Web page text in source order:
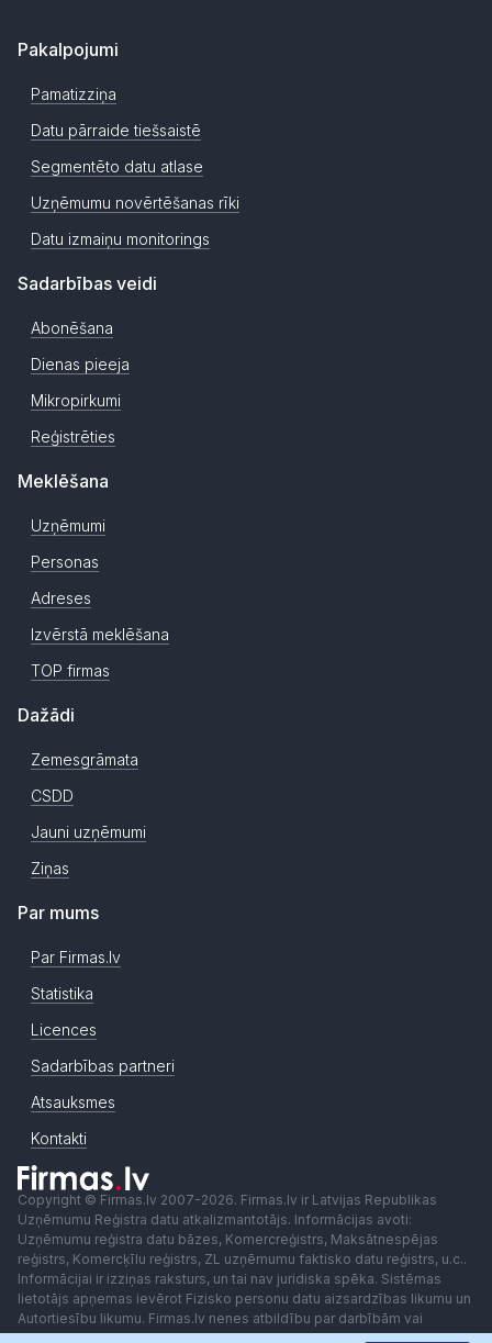
Pakalpojumi
Pamatizziņa
Datu pārraide tiešsaistē
Segmentēto datu atlase
Uzņēmumu novērtēšanas rīki
Datu izmaiņu monitorings
Sadarbības veidi
Abonēšana
Dienas pieeja
Mikropirkumi
Reģistrēties
Meklēšana
Uzņēmumi
Personas
Adreses
Izvērstā meklēšana
TOP firmas
Dažādi
Zemesgrāmata
CSDD
Jauni uzņēmumi
Ziņas
Par mums
Par Firmas.lv
Statistika
Licences
Sadarbības partneri
Atsauksmes
Kontakti
Copyright © Firmas.lv 2007-2026. Firmas.lv ir Latvijas Republikas
Uzņēmumu Reģistra datu atkalizmantotājs. Informācijas avoti:
Uzņēmumu reģistra datu bāzes, Komercreģistrs, Maksātnespējas
reģistrs, Komercķīlu reģistrs, ZL uzņēmumu faktisko datu reģistrs, u.c..
Informācijai ir izziņas raksturs, un tai nav juridiska spēka. Sistēmas
lietotājs apņemas ievērot Fizisko personu datu aizsardzības likumu un
Autortiesību likumu. Firmas.lv nenes atbildību par darbībām vai
lēmumiem, kas balstīti uz saņemto pakalpojumu. Lietotājam aizliegts